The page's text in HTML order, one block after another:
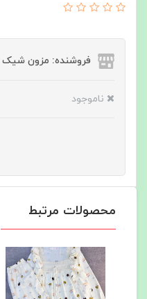
فروشنده: مزون شیک
ناموجود
محصولات مرتبط